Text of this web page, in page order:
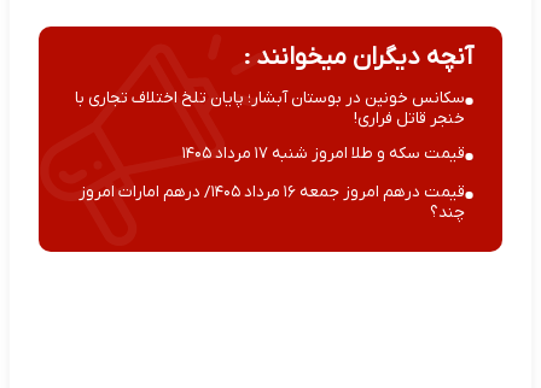
آنچه دیگران میخوانند :
سکانس خونین در بوستان آبشار؛ پایان تلخ اختلاف تجاری با
خنجر قاتل فراری!
قیمت سکه و طلا امروز شنبه ۱۷ مرداد ۱۴۰۵
قیمت درهم امروز جمعه ۱۶ مرداد ۱۴۰۵/ درهم امارات امروز
چند؟